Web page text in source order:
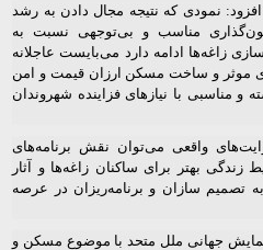
نمودی که نتیجه مجال دادن به رشد
مناسب و بی‌توجهی نسبت به
زاغه‌ها ادامه دارد می‌بایست عاجلانه
موثر و ساخت مسکن ارزان قیمت و امن
و مناسبی با نیازهای فزاینده شهروندان
واقعی می‌توان نقش برنامه‌های
زندگی بهتر برای ساکنان زاغه‌ها و آثار
تصمیم سازان و برنامه‌ریزان در عرصه
در سال 2016 میلادی همایش جهانی ملل متحد با موضوع مسکن و